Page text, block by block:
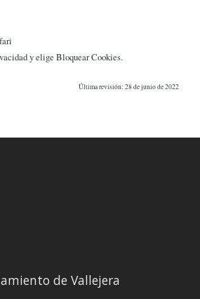
y elige Bloquear Cookies.
Última revisión: 28 de junio de 2022
de Vallejera